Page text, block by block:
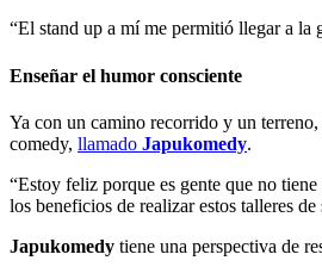
“El stand up a mí me permitió llegar a la
Enseñar el humor consciente
Ya con un camino recorrido y un
comedy, llamado Japukomedy.
“Estoy feliz porque es gente que no
los beneficios de realizar estos talleres
Japukomedy tiene una perspectiva de